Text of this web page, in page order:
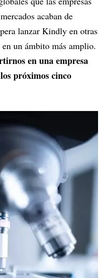
acaban de
lanzar Kindly en otras
un ámbito más amplio.
en una empresa
próximos cinco